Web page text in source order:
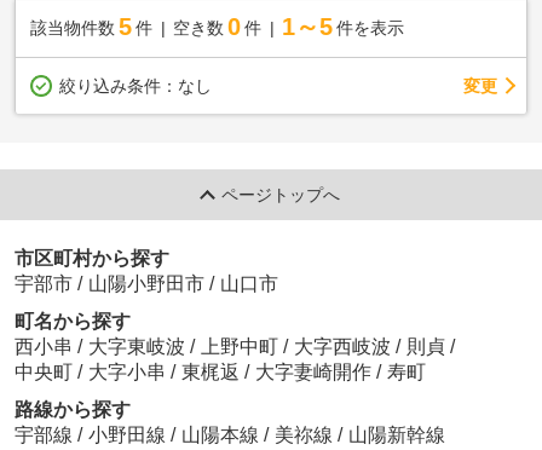
該当物件数 5件 空き数 0 件 1～5 件を表示
絞り込み条件： なし 変更
ページトップへ
市区町村から探す
宇部市 / 山陽小野田市 / 山口市
町名から探す
西小串 / 大字東岐波 / 上野中町 / 大字西岐波 / 則貞 /
中央町 / 大字小串 / 東梶返 / 大字妻崎開作 / 寿町
路線から探す
宇部線 / 小野田線 / 山陽本線 / 美祢線 / 山陽新幹線